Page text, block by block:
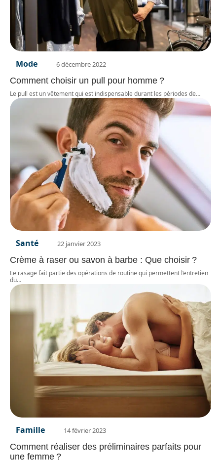
Mode 6 décembre 2022
Comment choisir un pull pour homme ?
Le pull est un vêtement qui est indispensable durant les périodes de…
Santé 22 janvier 2023
Crème à raser ou savon à barbe : Que choisir ?
Le rasage fait partie des opérations de routine qui permettent l’entretien
du…
Famille 14 février 2023
Comment réaliser des préliminaires parfaits pour
une femme ?